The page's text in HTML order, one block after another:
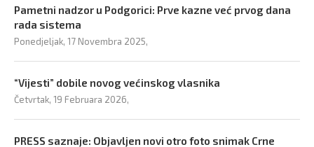
Pametni nadzor u Podgorici: Prve kazne već prvog dana
rada sistema
Ponedjeljak, 17 Novembra 2025,
“Vijesti” dobile novog većinskog vlasnika
Četvrtak, 19 Februara 2026,
PRESS saznaje: Objavljen novi otro foto snimak Crne